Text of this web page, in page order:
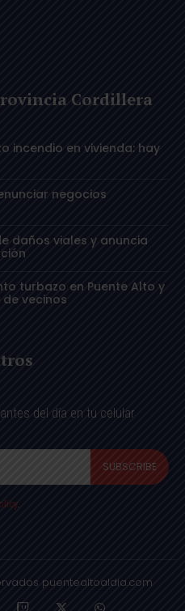
Cordillera
incendio en vivienda: hay
negocios
daños viales y anuncia
turbazo en Puente Alto y
vecinos
del día en tu celular
SUBSCRIBE
.
puentealtoaldia.com